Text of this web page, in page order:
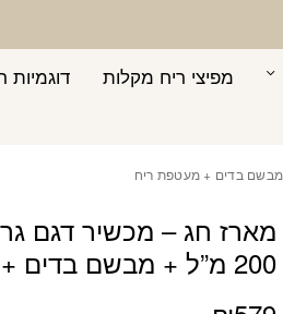
מפיצי ריח מקלות
דוגמיות
מארז חג – מכשיר דגם
200 מ”ל + מבשם בדים + מעטפת ריח